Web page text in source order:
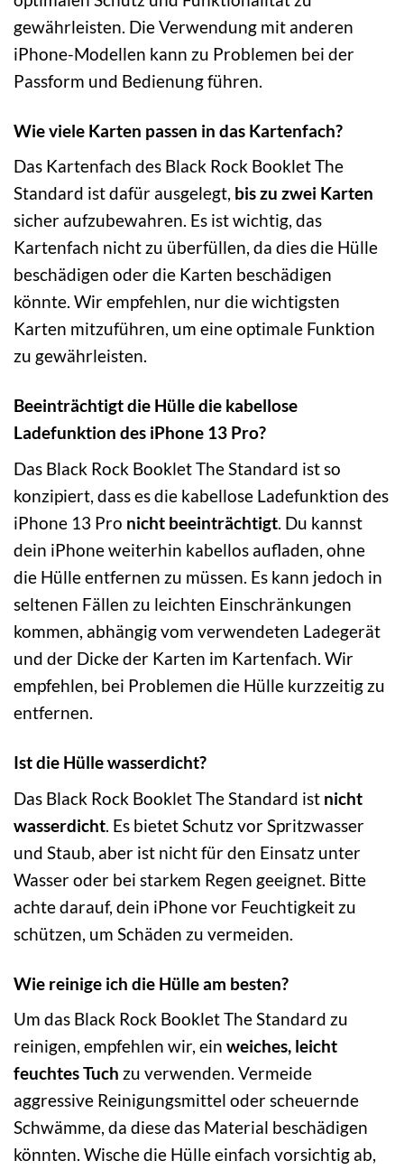
gewährleisten. Die Verwendung mit anderen
iPhone-Modellen kann zu Problemen bei der
Passform und Bedienung führen.
Wie viele Karten passen in das Kartenfach?
Das Kartenfach des Black Rock Booklet The
Standard ist dafür ausgelegt, bis zu zwei Karten
sicher aufzubewahren. Es ist wichtig, das
Kartenfach nicht zu überfüllen, da dies die Hülle
beschädigen oder die Karten beschädigen
könnte. Wir empfehlen, nur die wichtigsten
Karten mitzuführen, um eine optimale Funktion
zu gewährleisten.
Beeinträchtigt die Hülle die kabellose
Ladefunktion des iPhone 13 Pro?
Das Black Rock Booklet The Standard ist so
konzipiert, dass es die kabellose Ladefunktion des
iPhone 13 Pro nicht beeinträchtigt. Du kannst
dein iPhone weiterhin kabellos aufladen, ohne
die Hülle entfernen zu müssen. Es kann jedoch in
seltenen Fällen zu leichten Einschränkungen
kommen, abhängig vom verwendeten Ladegerät
und der Dicke der Karten im Kartenfach. Wir
empfehlen, bei Problemen die Hülle kurzzeitig zu
entfernen.
Ist die Hülle wasserdicht?
Das Black Rock Booklet The Standard ist nicht
wasserdicht . Es bietet Schutz vor Spritzwasser
und Staub, aber ist nicht für den Einsatz unter
Wasser oder bei starkem Regen geeignet. Bitte
achte darauf, dein iPhone vor Feuchtigkeit zu
schützen, um Schäden zu vermeiden.
Wie reinige ich die Hülle am besten?
Um das Black Rock Booklet The Standard zu
reinigen, empfehlen wir, ein weiches, leicht
feuchtes Tuch zu verwenden. Vermeide
aggressive Reinigungsmittel oder scheuernde
Schwämme, da diese das Material beschädigen
könnten. Wische die Hülle einfach vorsichtig ab,